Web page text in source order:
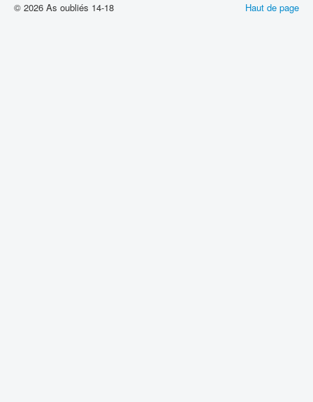
Haut de page
© 2026 As oubliés 14-18